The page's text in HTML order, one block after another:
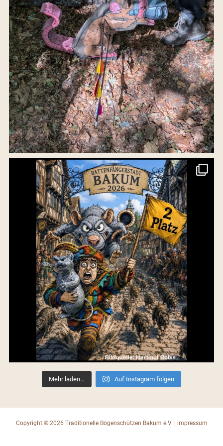
Mehr laden… Auf Instagram folgen
Copyright © 2026 Traditionelle Bogenschützen Bakum e.V. | impressum